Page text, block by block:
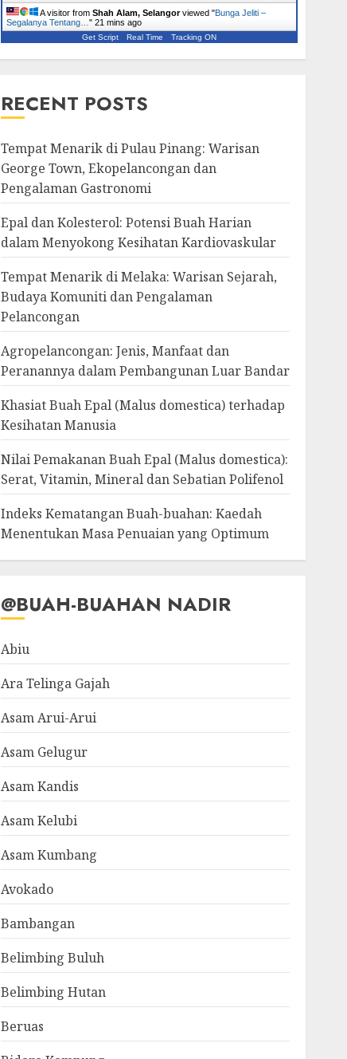
A visitor from Shah Alam, Selangorviewed "Bunga Jeliti –
Segalanya Tentang… " 21 mins ago
Get Script Real Time Tracking ON
RECENT POSTS
Tempat Menarik di Pulau Pinang: Warisan
George Town, Ekopelancongan dan
Pengalaman Gastronomi
Epal dan Kolesterol: Potensi Buah Harian
dalam Menyokong Kesihatan Kardiovaskular
Tempat Menarik di Melaka: Warisan Sejarah,
Budaya Komuniti dan Pengalaman
Pelancongan
Agropelancongan: Jenis, Manfaat dan
Peranannya dalam Pembangunan Luar Bandar
Khasiat Buah Epal (Malus domestica) terhadap
Kesihatan Manusia
Nilai Pemakanan Buah Epal (Malus domestica):
Serat, Vitamin, Mineral dan Sebatian Polifenol
Indeks Kematangan Buah-buahan: Kaedah
Menentukan Masa Penuaian yang Optimum
@BUAH-BUAHAN NADIR
Abiu
Ara Telinga Gajah
Asam Arui-Arui
Asam Gelugur
Asam Kandis
Asam Kelubi
Asam Kumbang
Avokado
Bambangan
Belimbing Buluh
Belimbing Hutan
Beruas